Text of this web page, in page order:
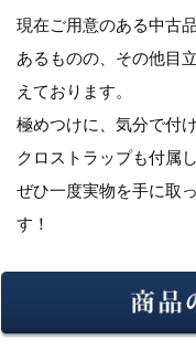
現在ご用意のある中古
あるものの、その他目
えております。
極めつけに、気分で付
クロストラップも付属し
ぜひ一度実物を手に取
す！